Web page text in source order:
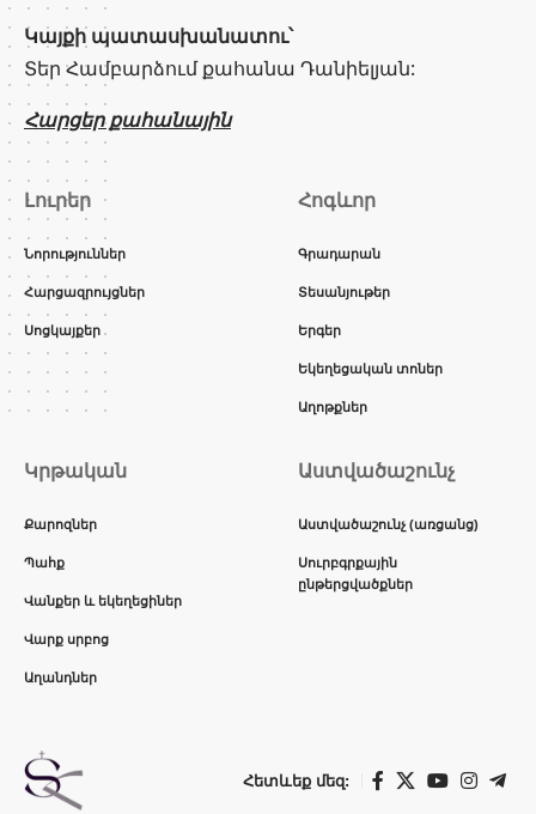
Կայքի պատասխանատու՝
Տեր Համբարձում քահանա Դանիելյան:
Հարցեր քահանային
Լուրեր
Նորություններ
Հարցազրույցներ
Սոցկայքեր
Հոգևոր
Գրադարան
Տեսանյութեր
Երգեր
Եկեղեցական տոներ
Աղոթքներ
Կրթական
Քարոզներ
Պահք
Վանքեր և եկեղեցիներ
Վարք սրբոց
Աղանդներ
Աստվածաշունչ
Աստվածաշունչ (առցանց)
Սուրբգրքային
ընթերցվածքներ
Հետևեք մեզ: